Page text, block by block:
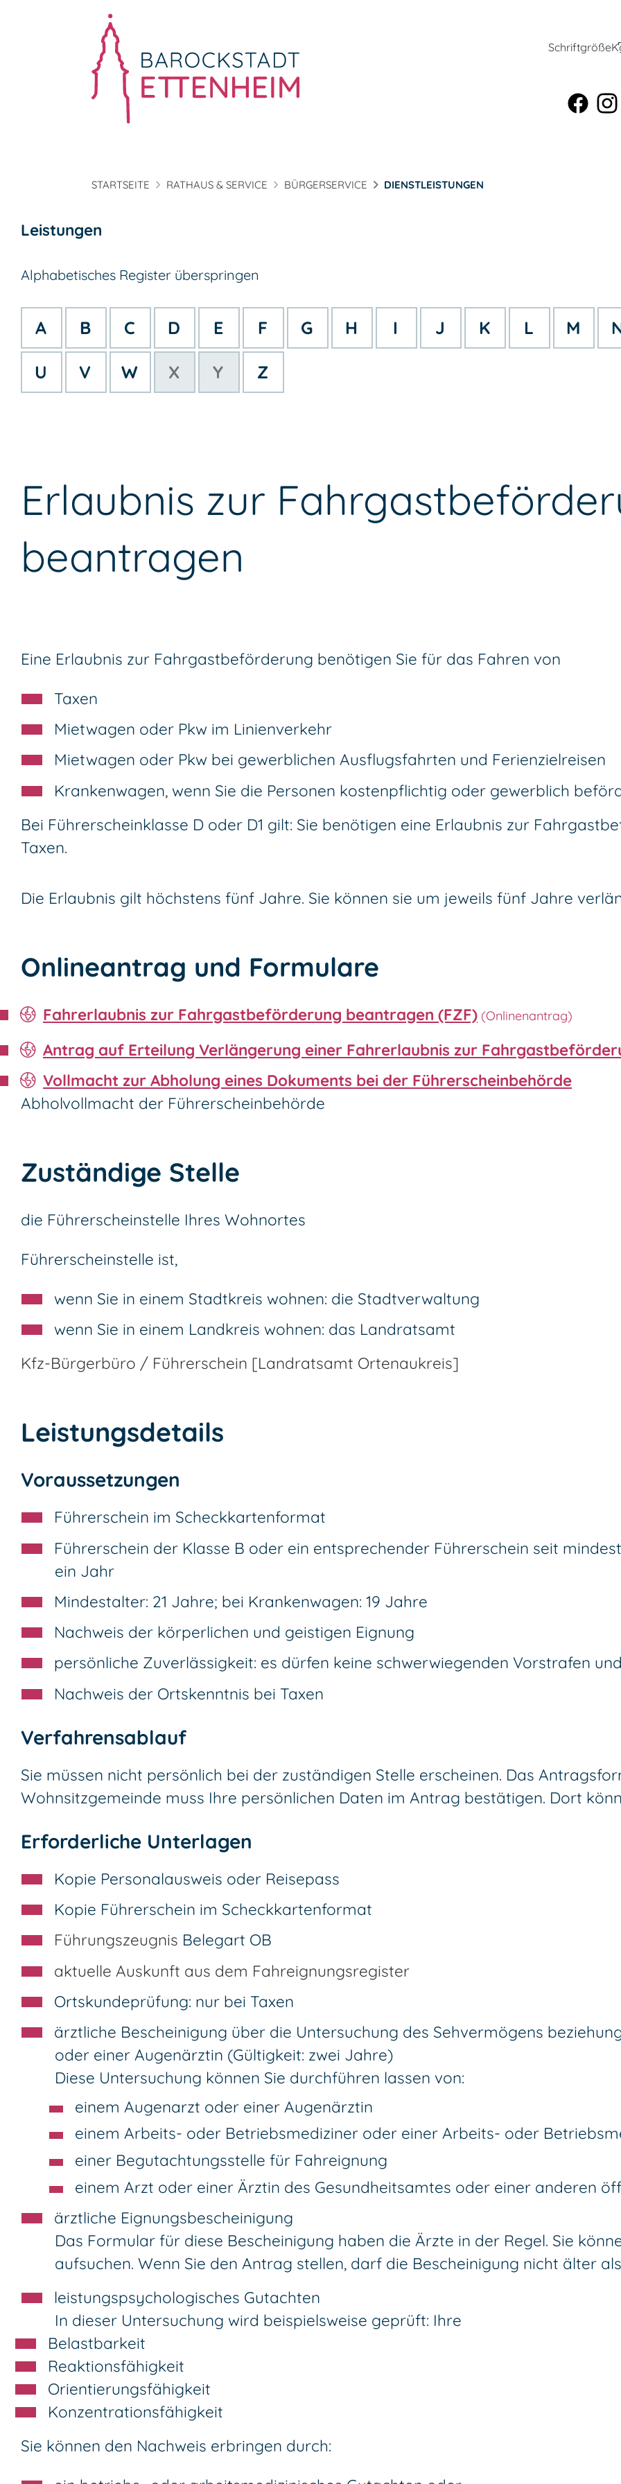
Schriftgröße
STARTSEITE RATHAUS & SERVICE BÜRGERSERVICE DIENSTLEISTUNGEN
Leistungen
Alphabetisches Register überspringen
A B C D E F G H I J K L M
U V W X Y Z
Erlaubnis zur
beantragen
Eine Erlaubnis zur Fahrgastbeförderung benötigen Sie für das Fahren von
Taxen
Mietwagen oder Pkw im Linienverkehr
Mietwagen oder Pkw bei gewerblichen Ausflugsfahrten und Ferienzielreisen
Krankenwagen, wenn Sie die Personen kostenpflichtig oder gewerblich
Bei Führerscheinklasse D oder D1 gilt: Sie benötigen eine Erlaubnis zur
Taxen.
Die Erlaubnis gilt höchstens fünf Jahre. Sie können sie um jeweils fünf Jahre
Onlineantrag und Formulare
Fahrerlaubnis zur Fahrgastbeförderung beantragen (FZF)
Antrag auf Erteilung Verlängerung einer Fahrerlaubnis zur
Vollmacht zur Abholung eines Dokuments bei der Führerscheinbehörde
Abholvollmacht der Führerscheinbehörde
Zuständige Stelle
die Führerscheinstelle Ihres Wohnortes
Führerscheinstelle ist,
wenn Sie in einem Stadtkreis wohnen: die Stadtverwaltung
wenn Sie in einem Landkreis wohnen: das Landratsamt
Kfz-Bürgerbüro / Führerschein [Landratsamt Ortenaukreis]
Leistungsdetails
Voraussetzungen
Führerschein im Scheckkartenformat
Führerschein der Klasse B oder ein entsprechender Führerschein seit
ein Jahr
Mindestalter: 21 Jahre; bei Krankenwagen: 19 Jahre
Nachweis der körperlichen und geistigen Eignung
persönliche Zuverlässigkeit: es dürfen keine schwerwiegenden Vorstrafen
Nachweis der Ortskenntnis bei Taxen
Verfahrensablauf
Sie müssen nicht persönlich bei der zuständigen Stelle erscheinen. Das
Wohnsitzgemeinde muss Ihre persönlichen Daten im Antrag bestätigen. Dort
Erforderliche Unterlagen
Kopie Personalausweis oder Reisepass
Kopie Führerschein im Scheckkartenformat
Führungszeugnis Belegart OB
aktuelle Auskunft aus dem Fahreignungsregister
Ortskundeprüfung: nur bei Taxen
ärztliche Bescheinigung über die Untersuchung des Sehvermögens
oder einer Augenärztin (Gültigkeit: zwei Jahre)
Diese Untersuchung können Sie durchführen lassen von:
einem Augenarzt oder einer Augenärztin
einem Arbeits- oder Betriebsmediziner oder einer Arbeits- oder
einer Begutachtungsstelle für Fahreignung
einem Arzt oder einer Ärztin des Gesundheitsamtes oder einer anderen
ärztliche Eignungsbescheinigung
Das Formular für diese Bescheinigung haben die Ärzte in der Regel. Sie
aufsuchen. Wenn Sie den Antrag stellen, darf die Bescheinigung nicht älter
leistungspsychologisches Gutachten
In dieser Untersuchung wird beispielsweise geprüft: Ihre
Belastbarkeit
Reaktionsfähigkeit
Orientierungsfähigkeit
Konzentrationsfähigkeit
Sie können den Nachweis erbringen durch: